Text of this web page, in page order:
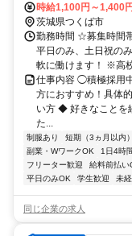
くばA4口徒歩約64分
時給1,100円～1,400円
茨城県つくば市
勤務時間 ☆募集時間
平日のみ、土日祝の
軟に働けます！ ※高
仕事内容 ◯積極採用
方におすすめ！具体
い方 ◆ 好きなことを
た...
制服あり 短期（3ヵ月以内）
副業・WワークOK
1日4時
フリーター歓迎
給料前払い
平日のみOK
学生歓迎 未
同じ企業の求人